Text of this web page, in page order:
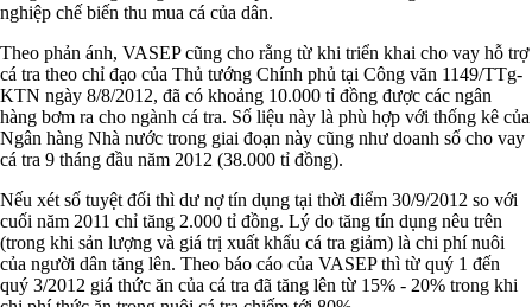
nghiệp chế biến thu mua cá của dân.
Theo phản ánh, VASEP cũng cho rằng từ khi triển khai cho vay hỗ trợ
cá tra theo chỉ đạo của Thủ tướng Chính phủ tại Công văn 1149/TTg-
KTN ngày 8/8/2012, đã có khoảng 10.000 tỉ đồng được các ngân
hàng bơm ra cho ngành cá tra. Số liệu này là phù hợp với thống kê của
Ngân hàng Nhà nước trong giai đoạn này cũng như doanh số cho vay
cá tra 9 tháng đầu năm 2012 (38.000 tỉ đồng).
Nếu xét số tuyệt đối thì dư nợ tín dụng tại thời điểm 30/9/2012 so với
cuối năm 2011 chỉ tăng 2.000 tỉ đồng. Lý do tăng tín dụng nêu trên
(trong khi sản lượng và giá trị xuất khẩu cá tra giảm) là chi phí nuôi
của người dân tăng lên. Theo báo cáo của VASEP thì từ quý 1 đến
quý 3/2012 giá thức ăn của cá tra đã tăng lên từ 15% - 20% trong khi